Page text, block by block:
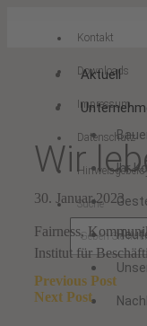
Kontakt
Downloads
Impressum
Datenschutz
Suche
Aktuell
Ihr
Wir
30. Januar 2023
Fairness,
Institut für
Previous Post
Next Post